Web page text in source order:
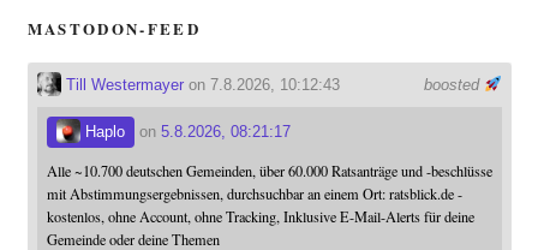
MASTODON-FEED
boosted
Till Westermayeron 7.8.2026, 10:12:43
Haplo on 5.8.2026, 08:21:17
Alle ~10.700 deutschen Gemeinden, über 60.000 Ratsanträge und -beschlüsse
mit Abstimmungsergebnissen, durchsuchbar an einem Ort: ratsblick.de -
kostenlos, ohne Account, ohne Tracking, Inklusive E-Mail-Alerts für deine
Gemeinde oder deine Themen